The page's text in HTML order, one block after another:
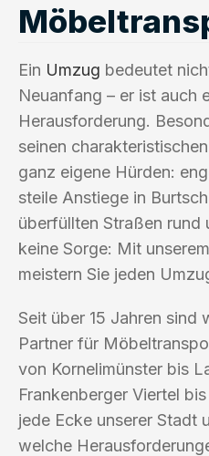
Ein Umzug bedeutet
Neuanfang – er ist auch
Herausforderung.
seinen
ganz eigene Hürden:
steile Anstiege in
überfüllten Straßen rund
keine Sorge: Mit
meistern Sie jeden
Seit über 15 Jahren sind
Partner für
von Kornelimünster bis
Frankenberger Viertel
jede Ecke unserer Stadt
welche